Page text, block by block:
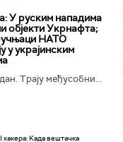
У руским нападима
објекти Укрнафта;
НАТО
у украјинским
Трају међусобни...